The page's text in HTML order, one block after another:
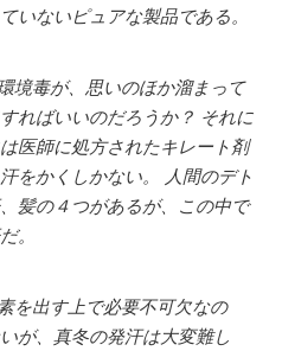
いないピュアな製品である。
境毒が、思いのほか溜まって
ればいいのだろうか？ それに
医師に処方されたキレート剤
をかくしかない。 人間のデト
髪の４つがあるが、この中で
。
を出す上で必要不可欠なの
が、真冬の発汗は大変難し